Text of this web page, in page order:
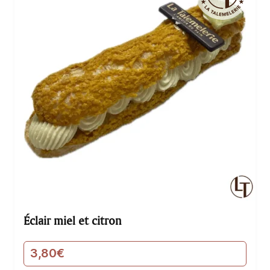
Éclair miel et citron
3,80€